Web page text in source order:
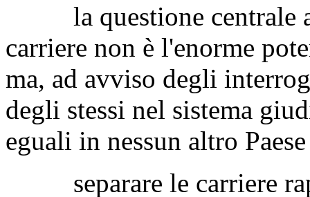
la questione centrale a
carriere non è l'enorme
ma, ad avviso degli
degli stessi nel sistema
eguali in nessun altro
separare le carriere